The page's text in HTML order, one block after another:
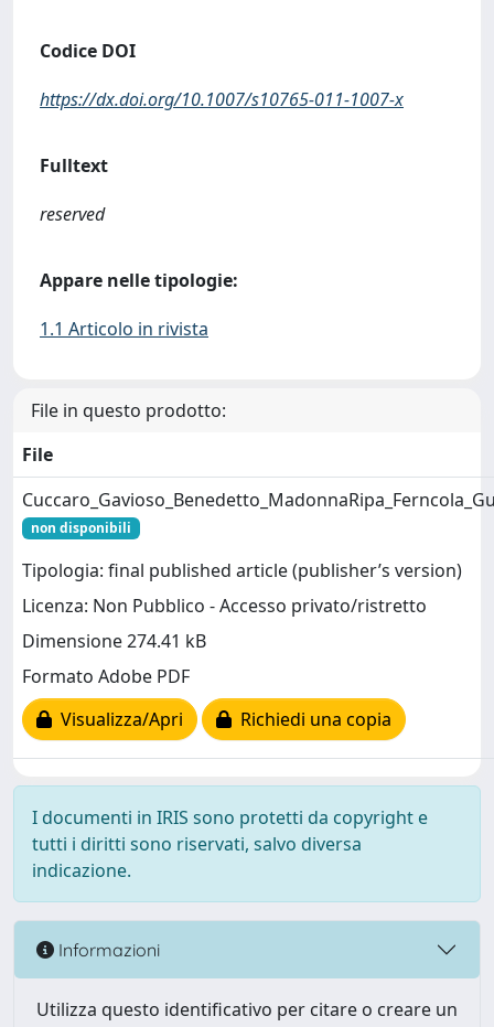
Codice DOI
https://dx.doi.org/10.1007/s10765-011-1007-x
Fulltext
reserved
Appare nelle tipologie:
1.1 Articolo in rivista
File in questo prodotto:
File
non disponibili
Tipologia: final published article (publisher’s version)
Licenza: Non Pubblico - Accesso privato/ristretto
Dimensione 274.41 kB
Formato Adobe PDF
Visualizza/Apri
Richiedi una copia
I documenti in IRIS sono protetti da copyright e
tutti i diritti sono riservati, salvo diversa
indicazione.
Informazioni
Utilizza questo identificativo per citare o creare un